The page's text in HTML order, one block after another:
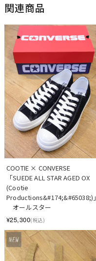
関連商品
COOTIE × CONVERSE
「SUEDE ALL STAR AGED OX
(Cootie
Productions&#174;&#65038;)」
オールスター
¥25,300(税込)